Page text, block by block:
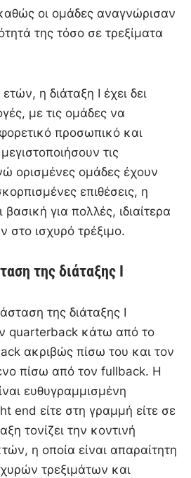
οι ομάδες αναγνώρισαν
της τόσο σε τρεξίματα
η διάταξη I έχει δει
με τις ομάδες να
προσωπικό και
τις
ορισμένες ομάδες έχουν
επιθέσεις, η
για πολλές, ιδιαίτερα
στο ισχυρό τρέξιμο.
της διάταξης I
της διάταξης I
quarterback κάτω από το
ακριβώς πίσω του και τον
πίσω από τον fullback. Η
ευθυγραμμισμένη
end είτε στη γραμμή είτε σε
τονίζει την κοντινή
η οποία είναι απαραίτητη
τρεξιμάτων και